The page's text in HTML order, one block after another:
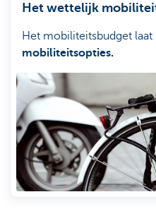
Het wettelijk
Het mobiliteitsbudget
mobiliteitsopties.